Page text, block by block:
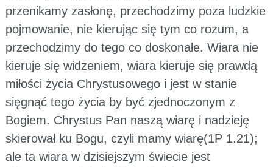
przenikamy zasłonę, przechodzimy poza ludzkie
pojmowanie, nie kierując się tym co rozum, a
przechodzimy do tego co doskonałe. Wiara nie
kieruje się widzeniem, wiara kieruje się prawdą
miłości życia Chrystusowego i jest w stanie
sięgnąć tego życia by być zjednoczonym z
Bogiem. Chrystus Pan naszą wiarę i nadzieję
skierował ku Bogu, czyli mamy wiarę(1P 1.21);
ale ta wiara w dzisiejszym świecie jest